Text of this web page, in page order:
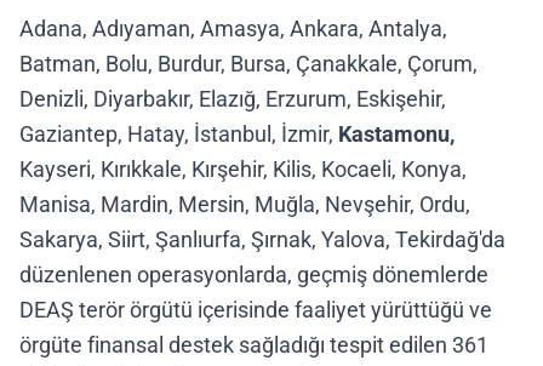
Adana, Adıyaman, Amasya, Ankara, Antalya,
Batman, Bolu, Burdur, Bursa, Çanakkale, Çorum,
Denizli, Diyarbakır, Elazığ, Erzurum, Eskişehir,
Gaziantep, Hatay, İstanbul, İzmir, Kastamonu,
Kayseri, Kırıkkale, Kırşehir, Kilis, Kocaeli, Konya,
Manisa, Mardin, Mersin, Muğla, Nevşehir, Ordu,
Sakarya, Siirt, Şanlıurfa, Şırnak, Yalova, Tekirdağ'da
düzenlenen operasyonlarda, geçmiş dönemlerde
DEAŞ terör örgütü içerisinde faaliyet yürüttüğü ve
örgüte finansal destek sağladığı tespit edilen 361